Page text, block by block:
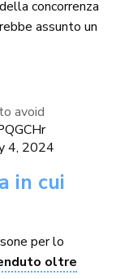
concorrenza
assunto un
avoid
4, 2024
in cui
per lo
oltre